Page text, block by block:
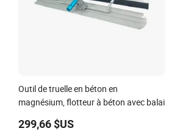
Outil de truelle en béton en
magnésium, flotteur à béton avec balai
299,66 $US